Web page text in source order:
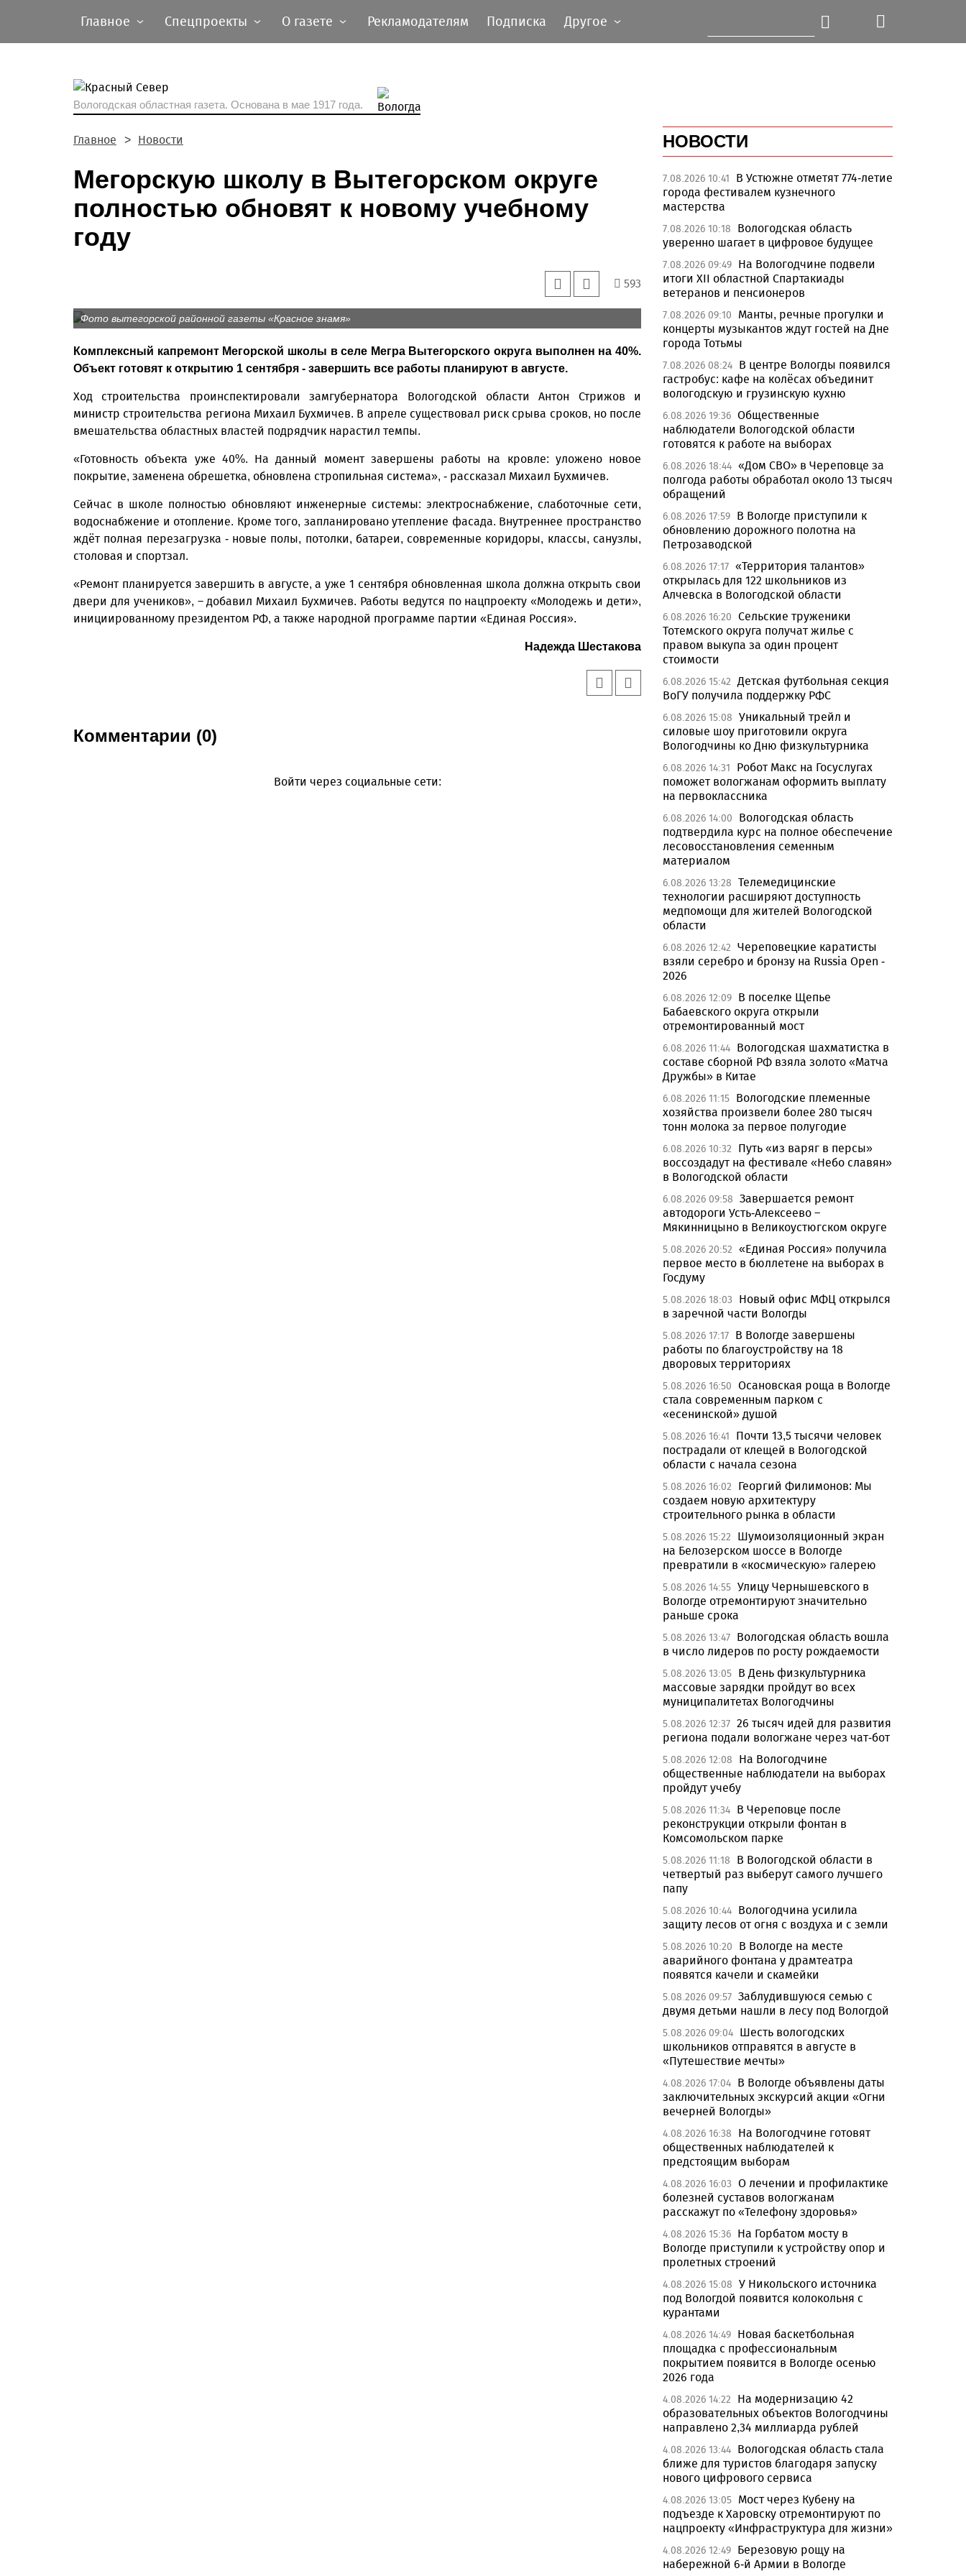
Главное Спецпроекты О газете Рекламодателям Подписка Другое
Вологодская областная газета. Основана в мае 1917 года.
Главное Новости
Мегорскую школу в Вытегорском округе
полностью обновят к новому учебному
году
593
Фото вытегорской районной газеты «Красное знамя»
Комплексный капремонт Мегорской школы в селе Мегра Вытегорского округа выполнен на 40%.
Объект готовят к открытию 1 сентября - завершить все работы планируют в августе.
Ход строительства проинспектировали замгубернатора Вологодской области Антон Стрижов и
министр строительства региона Михаил Бухмичев. В апреле существовал риск срыва сроков, но после
вмешательства областных властей подрядчик нарастил темпы.
«Готовность объекта уже 40%. На данный момент завершены работы на кровле: уложено новое
покрытие, заменена обрешетка, обновлена стропильная система», - рассказал Михаил Бухмичев.
Сейчас в школе полностью обновляют инженерные системы: электроснабжение, слаботочные сети,
водоснабжение и отопление. Кроме того, запланировано утепление фасада. Внутреннее пространство
ждёт полная перезагрузка - новые полы, потолки, батареи, современные коридоры, классы, санузлы,
столовая и спортзал.
«Ремонт планируется завершить в августе, а уже 1 сентября обновленная школа должна открыть свои
двери для учеников», – добавил Михаил Бухмичев. Работы ведутся по нацпроекту «Молодежь и дети»,
инициированному президентом РФ, а также народной программе партии «Единая Россия».
Надежда Шестакова
Комментарии (0)
Войти через социальные сети:
НОВОСТИ
7.08.2026 10:41
В Устюжне отметят 774-летие
города фестивалем кузнечного
мастерства
7.08.2026 10:18
Вологодская область
уверенно шагает в цифровое будущее
7.08.2026 09:49 На Вологодчине подвели
итоги XII областной Спартакиады
ветеранов и пенсионеров
7.08.2026 09:10
Манты, речные прогулки и
концерты музыкантов ждут гостей на Дне
города Тотьмы
7.08.2026 08:24 В центре Вологды появился
гастробус: кафе на колёсах объединит
вологодскую и грузинскую кухню
6.08.2026 19:36 Общественные
наблюдатели Вологодской области
готовятся к работе на выборах
6.08.2026 18:44 «Дом СВО» в Череповце за
полгода работы обработал около 13 тысяч
обращений
6.08.2026 17:59 В Вологде приступили к
обновлению дорожного полотна на
Петрозаводской
6.08.2026 17:17 «Территория талантов»
открылась для 122 школьников из
Алчевска в Вологодской области
6.08.2026 16:20 Сельские труженики
Тотемского округа получат жилье с
правом выкупа за один процент
стоимости
6.08.2026 15:42 Детская футбольная секция
ВоГУ получила поддержку РФС
6.08.2026 15:08 Уникальный трейл и
силовые шоу приготовили округа
Вологодчины ко Дню физкультурника
6.08.2026 14:31
Робот Макс на Госуслугах
поможет вологжанам оформить выплату
на первоклассника
6.08.2026 14:00
Вологодская область
подтвердила курс на полное обеспечение
лесовосстановления семенным
материалом
6.08.2026 13:28 Телемедицинские
технологии расширяют доступность
медпомощи для жителей Вологодской
области
6.08.2026 12:42 Череповецкие каратисты
взяли серебро и бронзу на Russia Open -
2026
6.08.2026 12:09 В поселке Щепье
Бабаевского округа открыли
отремонтированный мост
6.08.2026 11:44 Вологодская шахматистка в
составе сборной РФ взяла золото «Матча
Дружбы» в Китае
6.08.2026 11:15 Вологодские племенные
хозяйства произвели более 280 тысяч
тонн молока за первое полугодие
6.08.2026 10:32
Путь «из варяг в персы»
воссоздадут на фестивале «Небо славян»
в Вологодской области
6.08.2026 09:58 Завершается ремонт
автодороги Усть-Алексеево –
Мякинницыно в Великоустюгском округе
5.08.2026 20:52 «Единая Россия» получила
первое место в бюллетене на выборах в
Госдуму
5.08.2026 18:03
Новый офис МФЦ открылся
в заречной части Вологды
5.08.2026 17:17 В Вологде завершены
работы по благоустройству на 18
дворовых территориях
5.08.2026 16:50 Осановская роща в Вологде
стала современным парком с
«есенинской» душой
5.08.2026 16:41
Почти 13,5 тысячи человек
пострадали от клещей в Вологодской
области с начала сезона
5.08.2026 16:02
Георгий Филимонов: Мы
создаем новую архитектуру
строительного рынка в области
5.08.2026 15:22
Шумоизоляционный экран
на Белозерском шоссе в Вологде
превратили в «космическую» галерею
5.08.2026 14:55 Улицу Чернышевского в
Вологде отремонтируют значительно
раньше срока
5.08.2026 13:47 Вологодская область вошла
в число лидеров по росту рождаемости
5.08.2026 13:05 В День физкультурника
массовые зарядки пройдут во всех
муниципалитетах Вологодчины
5.08.2026 12:37 26 тысяч идей для развития
региона подали вологжане через чат-бот
5.08.2026 12:08
На Вологодчине
общественные наблюдатели на выборах
пройдут учебу
5.08.2026 11:34 В Череповце после
реконструкции открыли фонтан в
Комсомольском парке
5.08.2026 11:18
В Вологодской области в
четвертый раз выберут самого лучшего
папу
5.08.2026 10:44 Вологодчина усилила
защиту лесов от огня с воздуха и с земли
5.08.2026 10:20
В Вологде на месте
аварийного фонтана у драмтеатра
появятся качели и скамейки
5.08.2026 09:57 Заблудившуюся семью с
двумя детьми нашли в лесу под Вологдой
5.08.2026 09:04 Шесть вологодских
школьников отправятся в августе в
«Путешествие мечты»
4.08.2026 17:04 В Вологде объявлены даты
заключительных экскурсий акции «Огни
вечерней Вологды»
4.08.2026 16:38
На Вологодчине готовят
общественных наблюдателей к
предстоящим выборам
4.08.2026 16:03 О лечении и профилактике
болезней суставов вологжанам
расскажут по «Телефону здоровья»
4.08.2026 15:36 На Горбатом мосту в
Вологде приступили к устройству опор и
пролетных строений
4.08.2026 15:08 У Никольского источника
под Вологдой появится колокольня с
курантами
4.08.2026 14:49 Новая баскетбольная
площадка с профессиональным
покрытием появится в Вологде осенью
2026 года
4.08.2026 14:22
На модернизацию 42
образовательных объектов Вологодчины
направлено 2,34 миллиарда рублей
4.08.2026 13:44 Вологодская область стала
ближе для туристов благодаря запуску
нового цифрового сервиса
4.08.2026 13:05 Мост через Кубену на
подъезде к Харовску отремонтируют по
нацпроекту «Инфраструктура для жизни»
4.08.2026 12:49 Березовую рощу на
набережной 6-й Армии в Вологде